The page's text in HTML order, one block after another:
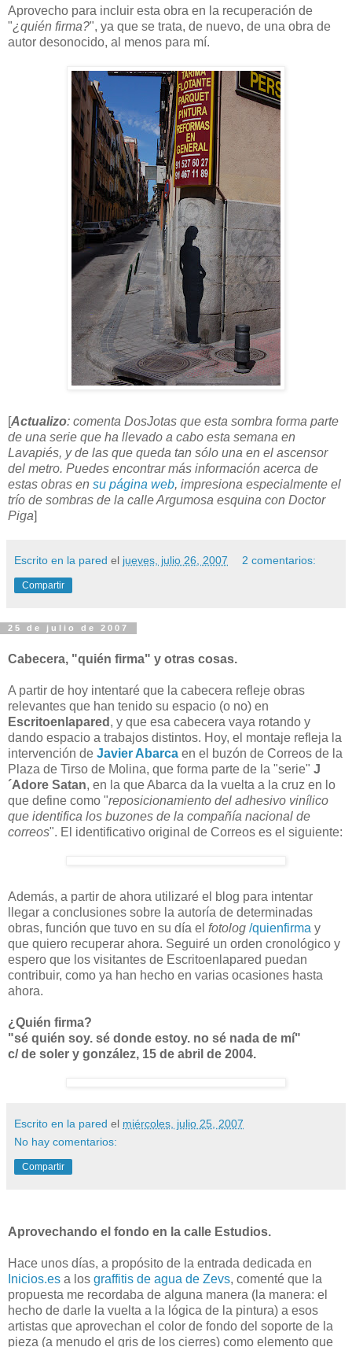
Aprovecho para incluir esta obra en la recuperación de
"¿quién firma?", ya que se trata, de nuevo, de una obra de
autor desonocido, al menos para mí.
[Actualizo: comenta DosJotas que esta sombra forma parte
de una serie que ha llevado a cabo esta semana en
Lavapiés, y de las que queda tan sólo una en el ascensor
del metro. Puedes encontrar más información acerca de
estas obras en su página web, impresiona especialmente el
trío de sombras de la calle Argumosa esquina con Doctor
Piga]
Escrito en la pared el jueves, julio 26, 2007 2 comentarios:
Compartir
25 de julio de 2007
Cabecera, "quién firma" y otras cosas.
A partir de hoy intentaré que la cabecera refleje obras
relevantes que han tenido su espacio (o no) en
Escritoenlapared , y que esa cabecera vaya rotando y
dando espacio a trabajos distintos. Hoy, el montaje refleja la
intervención de Javier Abarca en el buzón de Correos de la
Plaza de Tirso de Molina, que forma parte de la "serie" J
´Adore Satan, en la que Abarca da la vuelta a la cruz en lo
que define como "reposicionamiento del adhesivo vinílico
que identifica los buzones de la compañía nacional de
correos". El identificativo original de Correos es el siguiente:
Además, a partir de ahora utilizaré el blog para intentar
llegar a conclusiones sobre la autoría de determinadas
obras, función que tuvo en su día el fotolog /quienfirma y
que quiero recuperar ahora. Seguiré un orden cronológico y
espero que los visitantes de Escritoenlapared puedan
contribuir, como ya han hecho en varias ocasiones hasta
ahora.
¿Quién firma?
"sé quién soy. sé donde estoy. no sé nada de mí"
c/ de soler y gonzález, 15 de abril de 2004.
Escrito en la pared el miércoles, julio 25, 2007
No hay comentarios:
Compartir
Aprovechando el fondo en la calle Estudios.
Hace unos días, a propósito de la entrada dedicada en
Inicios.es a los graffitis de agua de Zevs, comenté que la
propuesta me recordaba de alguna manera (la manera: el
hecho de darle la vuelta a la lógica de la pintura) a esos
artistas que aprovechan el color de fondo del soporte de la
pieza (a menudo el gris de los cierres) como elemento que